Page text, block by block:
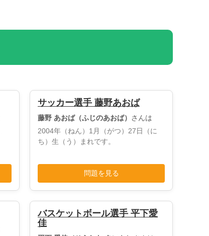
サッカー選手 藤野あおば
藤野 あおば（ふじのあおば）
さんは
2004年（ねん）1月（がつ）27日（に
ち）生（う）まれです。
問題を見る
バスケットボール選手 平下愛
佳